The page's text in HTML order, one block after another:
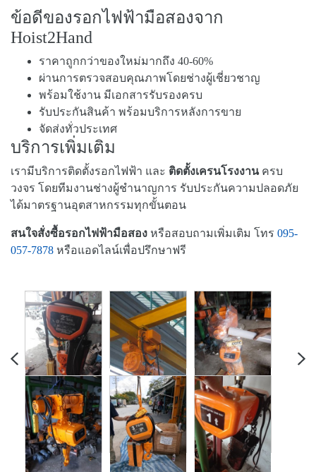
ข้อดีของรอกไฟฟ้ามือสองจาก
Hoist2Hand
ราคาถูกกว่าของใหม่มากถึง 40-60%
ผ่านการตรวจสอบคุณภาพโดยช่างผู้เชี่ยวชาญ
พร้อมใช้งาน มีเอกสารรับรองครบ
รับประกันสินค้า พร้อมบริการหลังการขาย
จัดส่งทั่วประเทศ
บริการเพิ่มเติม
เรามีบริการติดตั้งรอกไฟฟ้า และ ติดตั้งเครนโรงงานครบ
วงจร โดยทีมงานช่างผู้ชำนาญการ รับประกันความปลอดภัย
ได้มาตรฐานอุตสาหกรรมทุกขั้นตอน
สนใจสั่งซื้อรอกไฟฟ้ามือสอง หรือสอบถามเพิ่มเติม โทร 095-
057-7878 หรือแอดไลน์เพื่อปรึกษาฟรี